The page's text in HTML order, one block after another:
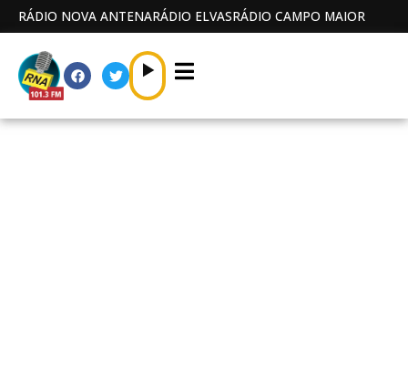
RÁDIO NOVA ANTENARÁDIO ELVASRÁDIO CAMPO MAIOR